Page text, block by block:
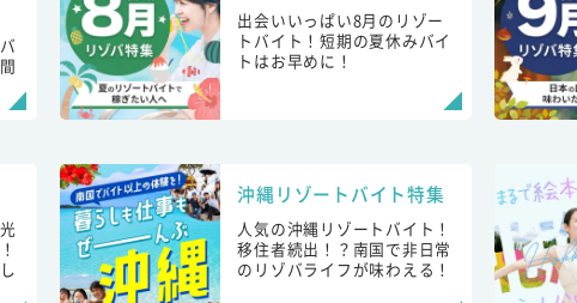
出会いいっぱい8月のリゾー
トバイト！短期の夏休みバイ
トはお早めに！
沖縄リゾートバイト特集
人気の沖縄リゾートバイト！
移住者続出！？南国で非日常
のリゾバライフが味わえる！